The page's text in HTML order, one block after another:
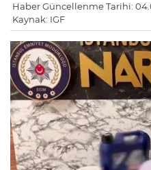
Haber Güncellenme Tarihi:
Kaynak: IGF